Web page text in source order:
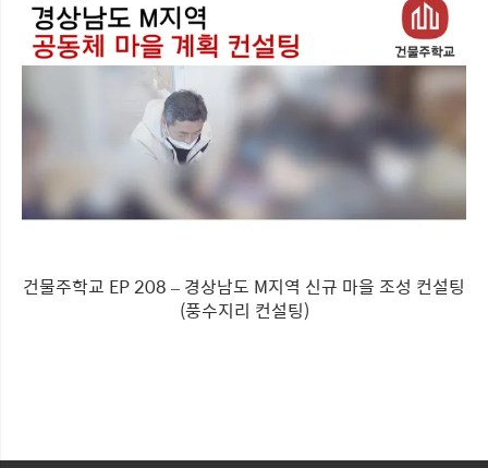
건물주학교 EP 208 – 경상남도 M지역 신규 마을 조성 컨설팅
(풍수지리 컨설팅)